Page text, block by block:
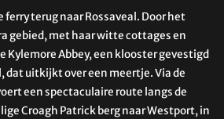
ferry terug naar Rossaveal. Door het
gebied, met haar witte cottages en
Kylemore Abbey, een klooster gevestigd
dat uitkijkt over een meertje. Via de
een spectaculaire route langs de
Croagh Patrick berg naar Westport, in